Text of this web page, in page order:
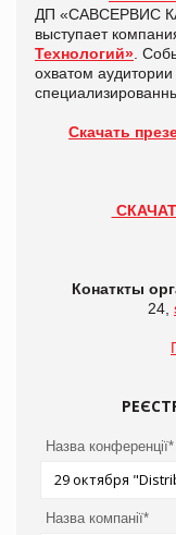
ДП «САВСЕРВИС
выступает
Технологий» .
охватом
Скачать
Конаткты
24,
Назва конференції*
Назва компанії*